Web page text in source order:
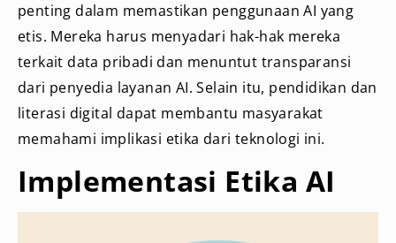
penting dalam memastikan penggunaan AI yang
etis. Mereka harus menyadari hak-hak mereka
terkait data pribadi dan menuntut transparansi
dari penyedia layanan AI. Selain itu, pendidikan dan
literasi digital dapat membantu masyarakat
memahami implikasi etika dari teknologi ini.
Implementasi Etika AI